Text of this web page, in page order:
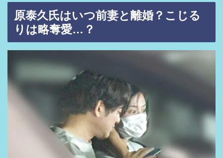
原泰久氏はいつ前妻と離婚？こじる
りは略奪愛…？